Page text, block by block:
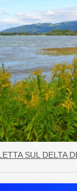
SUL DELTA